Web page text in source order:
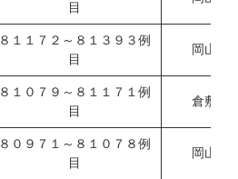
目
８１１７２～８１３９３例
目
岡山市
８１０７９～８１１７１例
目
倉敷市
８０９７１～８１０７８例
目
岡山県